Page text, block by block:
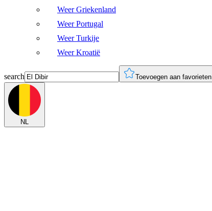
Weer Griekenland
Weer Portugal
Weer Turkije
Weer Kroatië
search Toevoegen aan favorieten
NL